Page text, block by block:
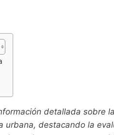
detallada sobre
urbana, destacando la